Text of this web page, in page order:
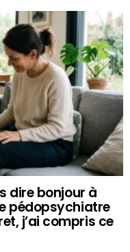
dire bonjour à
pédopsychiatre
j’ai compris ce